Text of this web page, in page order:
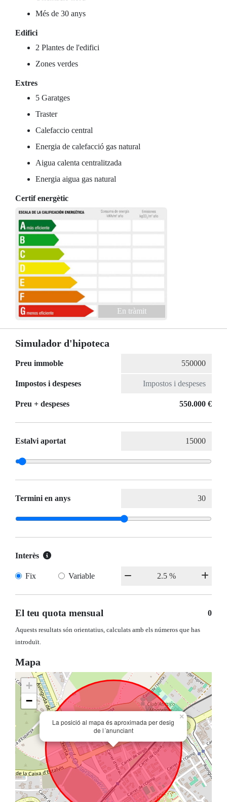
Més de 30 anys
Edifici
2 Plantes de l'edifici
Zones verdes
Extres
5 Garatges
Traster
Calefaccio central
Energia de calefacció gas natural
Aigua calenta centralitzada
Energia aigua gas natural
Certif energètic
En tràmit
Simulador d'hipoteca
Preu immoble
Impostos i despeses
Preu + despeses 550.000 €
Estalvi aportat
Termini en anys
Interès
Fix Variable
El teu quota mensual 0
Aquests resultats són orientatius, calculats amb els números que has
introduït.
Mapa
La posició al mapa és aproximada per desig
de l´anunciant
×
+
−